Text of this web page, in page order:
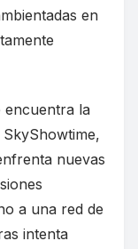
en
encuentra la
SkyShowtime,
nuevas
a una red de
intenta